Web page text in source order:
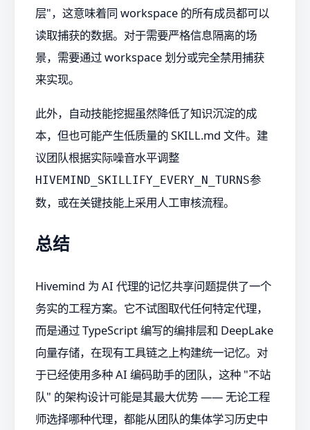
层"，这意味着同 workspace 的所有成员都可以
读取捕获的数据。对于需要严格信息隔离的场
景，需要通过 workspace 划分或完全禁用捕获
来实现。
此外，自动技能挖掘虽然降低了知识沉淀的成
本，但也可能产生低质量的 SKILL.md 文件。建
议团队根据实际噪音水平调整
HIVEMIND_SKILLIFY_EVERY_N_TURNS参
数，或在关键技能上采用人工审核流程。
总结
Hivemind 为 AI 代理的记忆共享问题提供了一个
务实的工程方案。它不试图取代任何特定代理，
而是通过 TypeScript 编写的编排层和 DeepLake
向量存储，在现有工具链之上构建统一记忆。对
于已经使用多种 AI 编码助手的团队，这种 "不站
队" 的架构设计可能是其最大优势 —— 无论工程
师选择哪种代理，都能从团队的集体学习历史中